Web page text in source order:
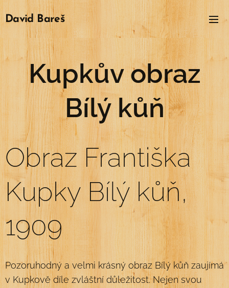
David Bareš
Kupkův obraz
Bílý kůň
Obraz Františka
Kupky Bílý kůň,
1909
Pozoruhodný a velmi krásný obraz Bílý kůň zaujímá
v Kupkově díle zvláštní důležitost. Nejen svou